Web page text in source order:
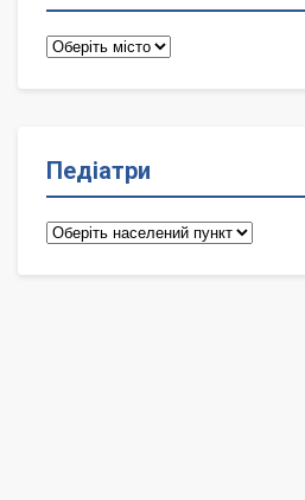
Терапевти
Педіатри
Педіатри